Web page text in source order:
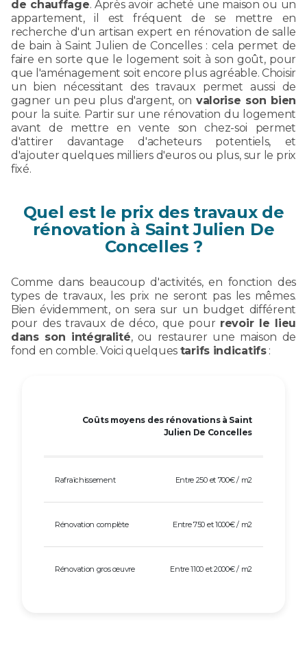
de chauffage. Après avoir acheté une maison ou un
appartement, il est fréquent de se mettre en
recherche d'un artisan expert en rénovation de salle
de bain à Saint Julien de Concelles : cela permet de
faire en sorte que le logement soit à son goût, pour
que l'aménagement soit encore plus agréable. Choisir
un bien nécessitant des travaux permet aussi de
gagner un peu plus d'argent, on valorise son bien
pour la suite. Partir sur une rénovation du logement
avant de mettre en vente son chez-soi permet
d'attirer davantage d'acheteurs potentiels, et
d'ajouter quelques milliers d'euros ou plus, sur le prix
fixé.
Quel est le prix des travaux de
rénovation à Saint Julien De
Concelles ?
Comme dans beaucoup d'activités, en fonction des
types de travaux, les prix ne seront pas les mêmes.
Bien évidemment, on sera sur un budget différent
pour des travaux de déco, que pour revoir le lieu
dans son intégralité, ou restaurer une maison de
fond en comble. Voici quelques tarifs indicatifs:
Coûts moyens des rénovations à Saint
Julien De Concelles
Rafraîchissement Entre 250 et 700€ / m2
Rénovation complète Entre 750 et 1000€ / m2
Rénovation gros œuvre Entre 1100 et 2000€ / m2